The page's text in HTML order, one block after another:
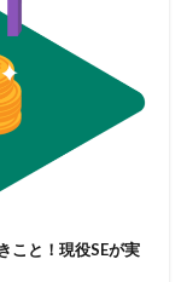
こと！現役SEが実